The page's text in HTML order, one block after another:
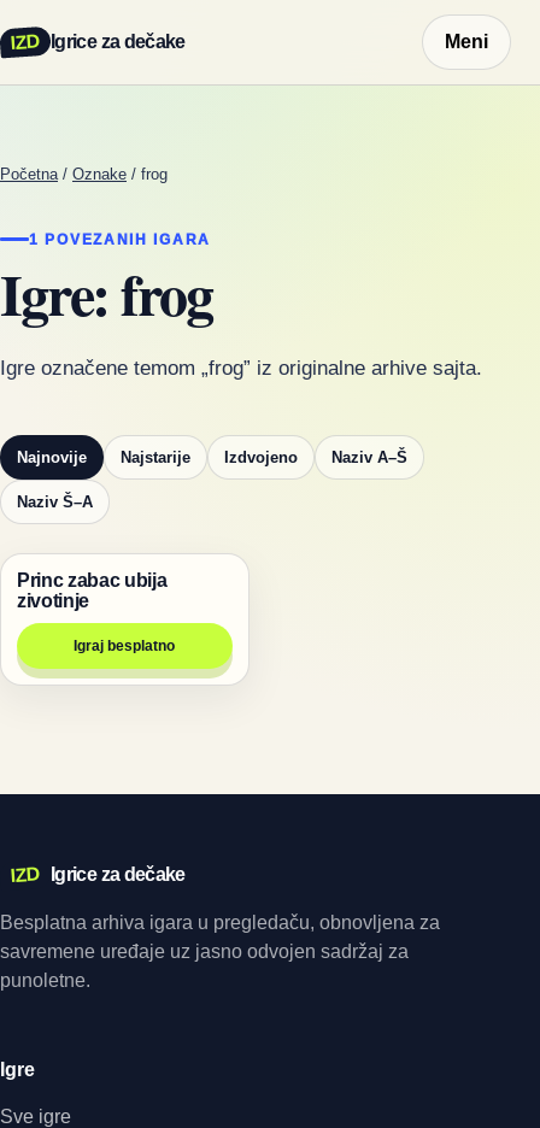
IZD Igrice za dečake Meni
Početna / Oznake / frog
1 POVEZANIH IGARA
Igre: frog
Igre označene temom „frog” iz originalne arhive sajta.
Najnovije Najstarije Izdvojeno Naziv A–Š
Naziv Š–A
Igre
Princ zabac ubija
zivotinje
Igraj besplatno
IZD Igrice za dečake
Besplatna arhiva igara u pregledaču, obnovljena za
savremene uređaje uz jasno odvojen sadržaj za
punoletne.
Igre
Sve igre